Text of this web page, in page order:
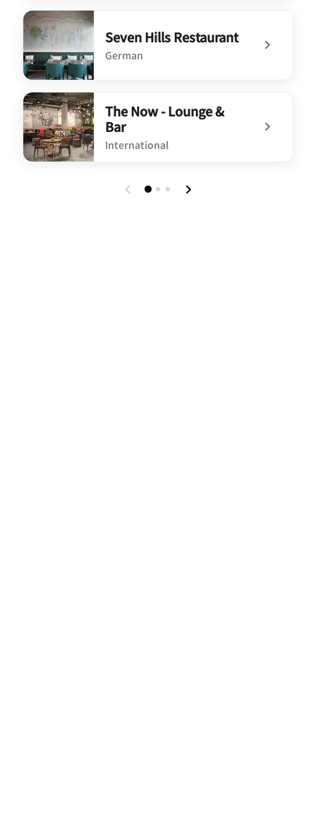
undefined The NOW - Lounge & Bar
Seven Hills Restaurant
German
undefined Seven Hills Restaurant
The Now - Lounge &
Bar
International
undefined The Now - Lounge & Bar